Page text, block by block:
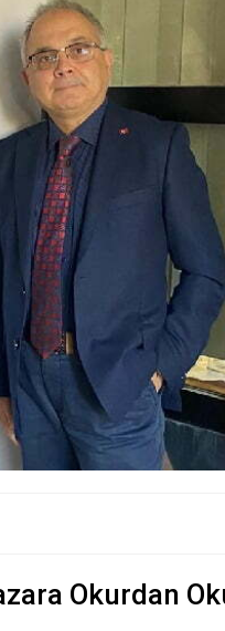
Okurdan